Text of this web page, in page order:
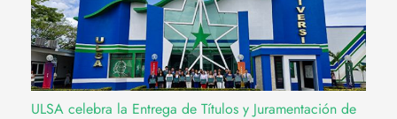
ULSA celebra la Entrega de Títulos y Juramentación de